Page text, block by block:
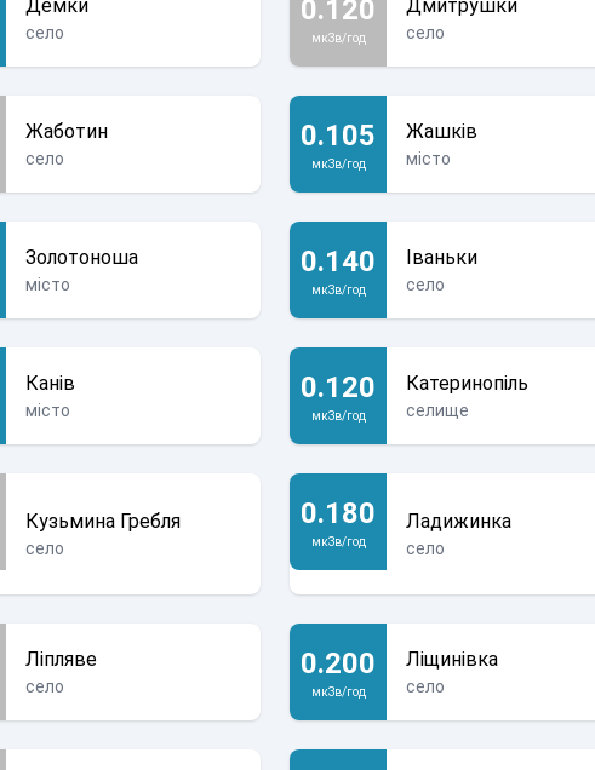
Демки
село
0.120
мкЗв/год
Дмитрушки
село
Жаботин
село
0.105
мкЗв/год
Жашків
місто
Золотоноша
місто
0.140
мкЗв/год
Іваньки
село
Канів
місто
0.120
мкЗв/год
Катеринопіль
селище
Кузьмина Гребля
село
0.180
мкЗв/год
Ладижинка
село
Ліпляве
село
0.200
мкЗв/год
Ліщинівка
село